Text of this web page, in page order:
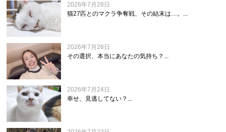
2026年7月28日
猫27匹とのマクラ争奪戦、その結末は…。...
2026年7月26日
その選択、本当にあなたの気持ち？...
2026年7月24日
幸せ、見逃してない？...